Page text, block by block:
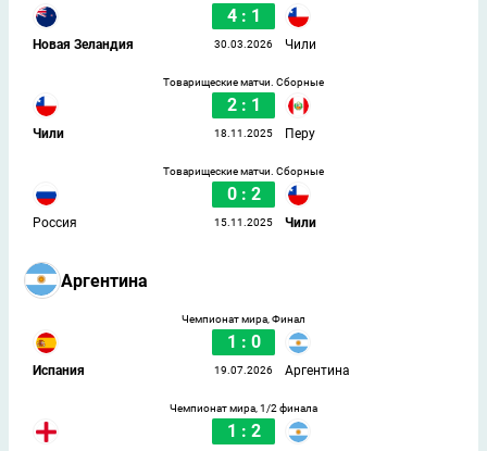
Новая Зеландия
4 : 1
30.03.2026 Чили
Товарищеские матчи. Сборные
Чили
2 : 1
18.11.2025 Перу
Товарищеские матчи. Сборные
Россия
0 : 2
15.11.2025 Чили
Аргентина
Чемпионат мира, Финал
Испания
1 : 0
19.07.2026 Аргентина
Чемпионат мира, 1/2 финала
1 : 2